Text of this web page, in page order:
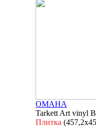
OMAHA
Tarkett Art vinyl
Плитка